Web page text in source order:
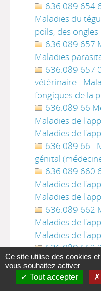
636.089 654
Maladies du
poils, des ongles
636.089 657
Maladies
636.089 657
vétérinaire -
fongiques de la
636.089 66
Maladies de
Maladies de
636.089 66 -
génital
636.089 660
Maladies de
Maladies de
636.089 662
Maladies de
Maladies de
636.089 662
Maladies de
Maladies de
636.089 665
Ce site utilise des cookies
vous souhaitez activer
Tout accepter